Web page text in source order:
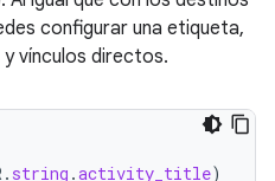
configurar una etiqueta,
vínculos directos.
. string .activity_title)